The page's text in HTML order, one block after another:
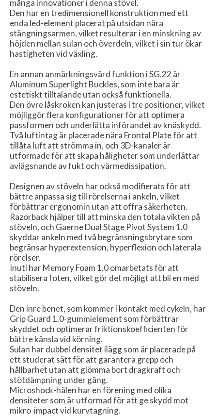
många innovationer i denna stövel.
Den har en tredimensionell konstruktion med ett
enda led-element placerat på utsidan nära
stängningsarmen, vilket resulterar i en minskning av
höjden mellan sulan och överdeln, vilket i sin tur ökar
hastigheten vid växling.
En annan anmärkningsvärd funktion i SG.22 är
Aluminum Superlight Buckles, som inte bara är
estetiskt tilltalande utan också funktionella.
Den övre låskroken kan justeras i tre positioner, vilket
möjliggör flera konfigurationer för att optimera
passformen och underlätta införandet av knäskydd.
Två luftintag är placerade nära Frontal Plate för att
tillåta luft att strömma in, och 3D-kanaler är
utformade för att skapa håligheter som underlättar
avlägsnande av fukt och värmedissipation.
Designen av stöveln har också modifierats för att
bättre anpassa sig till rörelserna i ankeln, vilket
förbättrar ergonomin utan att offra säkerheten.
Razorback hjälper till att minska den totala vikten på
stöveln, och Gaerne Dual Stage Pivot System 1.0
skyddar ankeln med två begränsningsbrytare som
begränsar hyperextension, hyperflexion och laterala
rörelser.
Inuti har Memory Foam 1.0 omarbetats för att
stabilisera foten, vilket gör det möjligt att bli en med
stöveln.
Den inre benet, som kommer i kontakt med cykeln, har
Grip Guard 1.0-gummielement som förbättrar
skyddet och optimerar friktionskoefficienten för
bättre känsla vid körning.
Sulan har dubbel densitet ilägg som är placerade på
ett studerat sätt för att garantera grepp och
hållbarhet utan att glömma bort dragkraft och
stötdämpning under gång.
Microshock-hälen har en förening med olika
densiteter som är utformad för att ge skydd mot
mikro-impact vid kurvtagning.